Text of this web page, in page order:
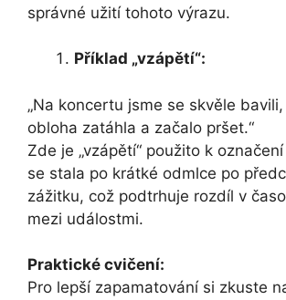
správné užití tohoto výrazu.
Příklad „vzápětí“:
„Na koncertu jsme se skvěle
obloha zatáhla a začalo pršet.“
Zde je „vzápětí“ použito k
se stala po krátké odmlce po
zážitku, což podtrhuje rozdíl v
mezi událostmi.
Praktické cvičení:
Pro lepší zapamatování si zkuste